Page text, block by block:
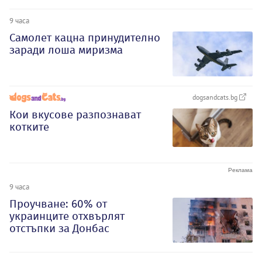
9 часа
Самолет кацна принудително
заради лоша миризма
dogsandcats.bg
Кои вкусове разпознават
котките
9 часа
Проучване: 60% от
украинците отхвърлят
отстъпки за Донбас